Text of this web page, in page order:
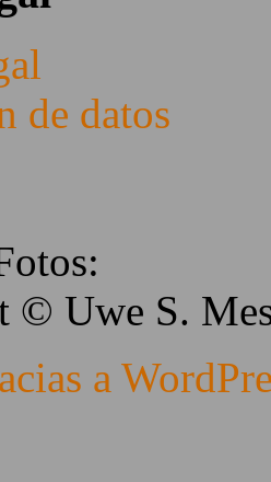
de datos
© Uwe S.
a